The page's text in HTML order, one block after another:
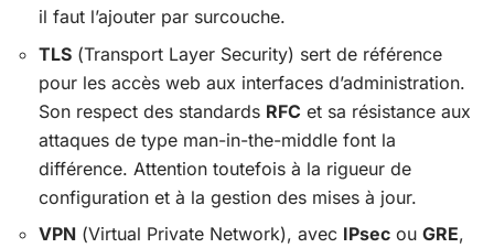
il faut l’ajouter par surcouche.
TLS (Transport Layer Security) sert de référence
pour les accès web aux interfaces d’administration.
Son respect des standards RFC et sa résistance aux
attaques de type man-in-the-middle font la
différence. Attention toutefois à la rigueur de
configuration et à la gestion des mises à jour.
VPN (Virtual Private Network), avec IPsec ou GRE,